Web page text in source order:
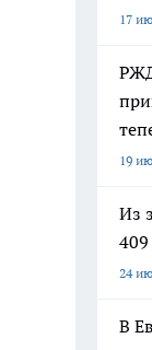
17
19
Из
409
24
В